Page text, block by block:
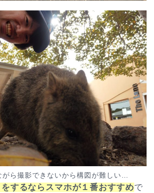
ら撮影できないから構図が難しい…
をするならスマホが１番おすすめで